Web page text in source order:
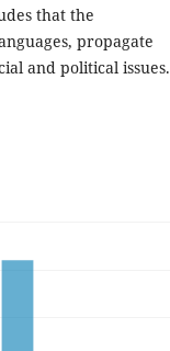
that the
propagate
and political issues.